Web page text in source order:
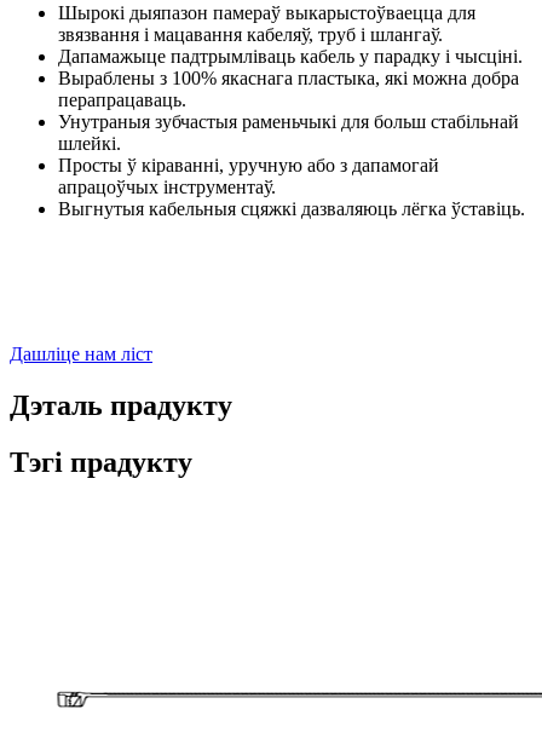
Шырокі дыяпазон памераў выкарыстоўваецца для
звязвання і мацавання кабеляў, труб і шлангаў.
Дапамажыце падтрымліваць кабель у парадку і чысціні.
Выраблены з 100% якаснага пластыка, які можна добра
перапрацаваць.
Унутраныя зубчастыя раменьчыкі для больш стабільнай
шлейкі.
Просты ў кіраванні, уручную або з дапамогай
апрацоўчых інструментаў.
Выгнутыя кабельныя сцяжкі дазваляюць лёгка ўставіць.
Дашліце нам ліст
Дэталь прадукту
Тэгі прадукту